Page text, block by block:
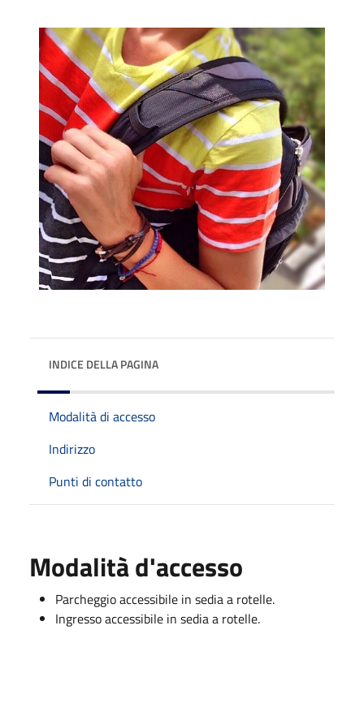
INDICE DELLA PAGINA
Modalità di accesso
Indirizzo
Punti di contatto
Modalità d'accesso
Parcheggio accessibile in sedia a rotelle.
Ingresso accessibile in sedia a rotelle.